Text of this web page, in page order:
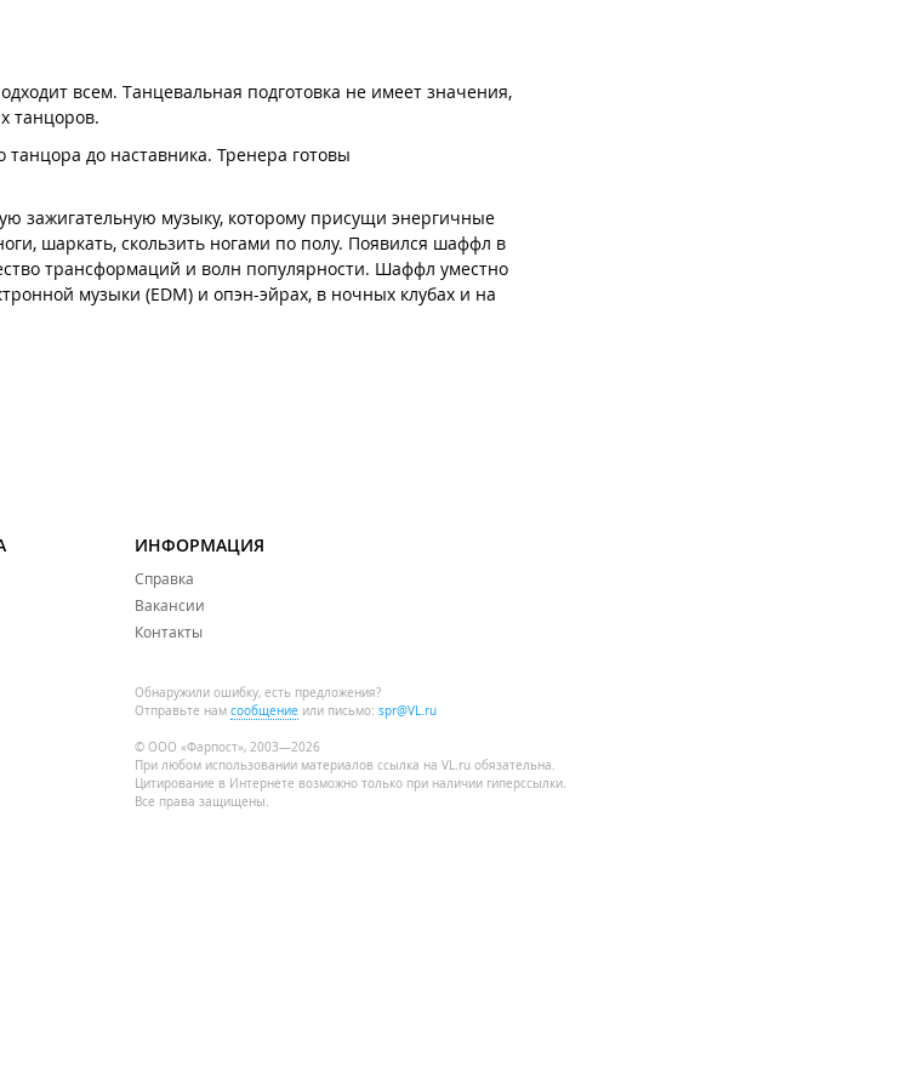
всем. Танцевальная подготовка не имеет значения,
танцоров.
до наставника. Тренера готовы
зажигательную музыку, которому присущи энергичные
шаркать, скользить ногами по полу. Появился шаффл в
трансформаций и волн популярности. Шаффл уместно
музыки (EDM) и опэн-эйрах, в ночных клубах и на
множество возможностей для нового общения и
физическое здоровье.
ИНФОРМАЦИЯ
Справка
Вакансии
Контакты
Обнаружили ошибку, есть предложения?
Отправьте нам сообщение или письмо: spr@VL.ru
© ООО «Фарпост», 2003—2026
При любом использовании материалов ссылка на VL.ru обязательна.
Цитирование в Интернете возможно только при наличии гиперссылки.
Все права защищены.